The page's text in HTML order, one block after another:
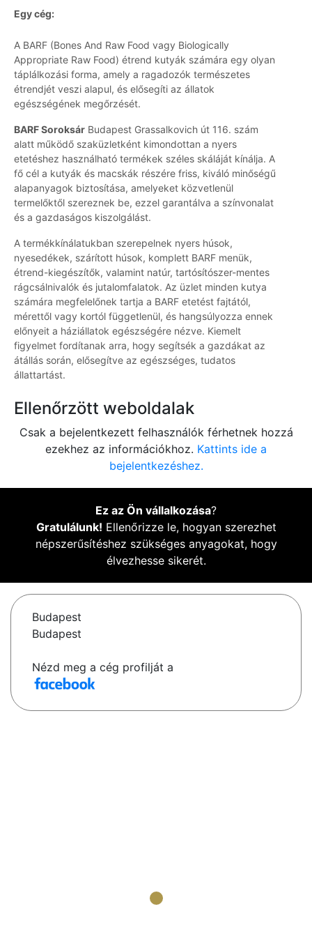
Egy cég:
A BARF (Bones And Raw Food vagy Biologically
Appropriate Raw Food) étrend kutyák számára egy olyan
táplálkozási forma, amely a ragadozók természetes
étrendjét veszi alapul, és elősegíti az állatok
egészségének megőrzését.
BARF Soroksár Budapest Grassalkovich út 116. szám
alatt működő szaküzletként kimondottan a nyers
etetéshez használható termékek széles skáláját kínálja. A
fő cél a kutyák és macskák részére friss, kiváló minőségű
alapanyagok biztosítása, amelyeket közvetlenül
termelőktől szereznek be, ezzel garantálva a színvonalat
és a gazdaságos kiszolgálást.
A termékkínálatukban szerepelnek nyers húsok,
nyesedékek, szárított húsok, komplett BARF menük,
étrend-kiegészítők, valamint natúr, tartósítószer-mentes
rágcsálnivalók és jutalomfalatok. Az üzlet minden kutya
számára megfelelőnek tartja a BARF etetést fajtától,
mérettől vagy kortól függetlenül, és hangsúlyozza ennek
előnyeit a háziállatok egészségére nézve. Kiemelt
figyelmet fordítanak arra, hogy segítsék a gazdákat az
átállás során, elősegítve az egészséges, tudatos
állattartást.
Ellenőrzött weboldalak
Csak a bejelentkezett felhasználók férhetnek hozzá
ezekhez az információkhoz. Kattints ide a
bejelentkezéshez.
Ez az Ön vállalkozása?
Gratulálunk! Ellenőrizze le, hogyan szerezhet
népszerűsítéshez szükséges anyagokat, hogy
élvezhesse sikerét.
Budapest
Budapest
Nézd meg a cég profilját a